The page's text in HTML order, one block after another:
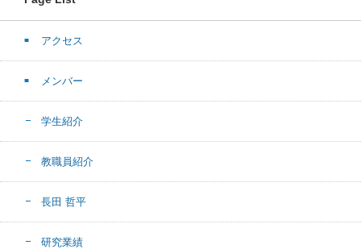
アクセス
メンバー
学生紹介
教職員紹介
長田 哲平
研究業績